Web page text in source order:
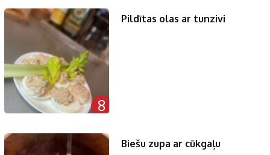
8
Pildītas olas ar tunzivi
Biešu zupa ar cūkgaļu